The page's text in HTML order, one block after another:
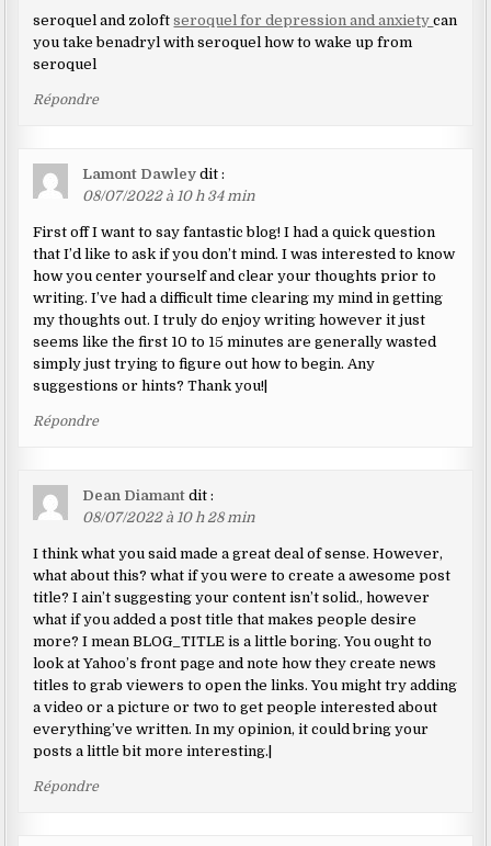
seroquel and zoloftseroquel for depression and anxietycan
you take benadryl with seroquel how to wake up from
seroquel
Répondre
Lamont Dawley dit :
08/07/2022 à 10 h 34 min
First off I want to say fantastic blog! I had a quick question
that I’d like to ask if you don’t mind. I was interested to know
how you center yourself and clear your thoughts prior to
writing. I’ve had a difficult time clearing my mind in getting
my thoughts out. I truly do enjoy writing however it just
seems like the first 10 to 15 minutes are generally wasted
simply just trying to figure out how to begin. Any
suggestions or hints? Thank you!|
Répondre
Dean Diamant dit :
08/07/2022 à 10 h 28 min
I think what you said made a great deal of sense. However,
what about this? what if you were to create a awesome post
title? I ain’t suggesting your content isn’t solid., however
what if you added a post title that makes people desire
more? I mean BLOG_TITLE is a little boring. You ought to
look at Yahoo’s front page and note how they create news
titles to grab viewers to open the links. You might try adding
a video or a picture or two to get people interested about
everything’ve written. In my opinion, it could bring your
posts a little bit more interesting.|
Répondre